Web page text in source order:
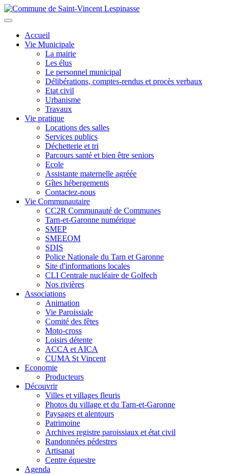
Aller
au
principal
Toggle
navigationAccueil
Vie Municipale
La mairie
Les élus
Le personnel municipal
Délibérations, comptes-rendus et procès verbaux
Etat civil
Urbanisme
Travaux
Vie pratique
Locations des salles
Services publics
Déchetterie et tri
Parcours santé et bien être seniors
Ecole
Assistante maternelle agréée
Gîtes hébergements
Contactez-nous
Vie Communautaire
CC2R Communauté de Communes
Tarn-et-Garonne numérique
SMEP
SMEEOM
SDIS
Police Nationale du Tarn et Garonne
Site d'informations locales
CLI Centrale nucléaire de Golfech
Nos rivières
Associations
Animation
Vie Paroissiale
Comité des fêtes
Moto-cross
Loisirs détente
ACCA et AICA
CUMA St Vincent
Economie
Producteurs
Découvrir
Villes et villages fleuris
Photos du village et du Tarn-et-Garonne
Paysages et alentours
Patrimoine
Archives registre paroissiaux et état civil
Randonnées pédestres
Artisanat
Centre équestre
Agenda